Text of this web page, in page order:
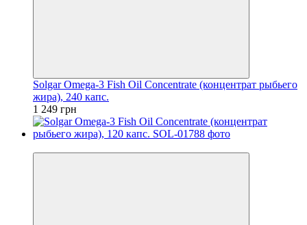
Solgar Omega-3 Fish Oil Concentrate (концентрат рыбьего
жира), 240 капс.
1 249 грн